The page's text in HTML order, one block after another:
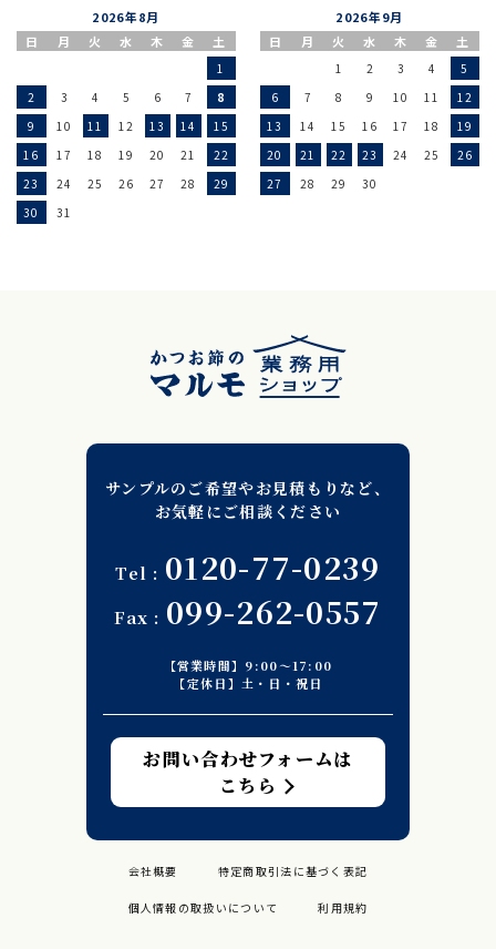
2026年8月
日
月 火 水 木 金 土
1
2
3 4 5 6 7
8
9
10 11 12 13 14
15
16
17 18 19 20 21
22
23
24 25 26 27 28
29
30
31
2026年9月
日
月 火 水 木 金 土
1 2 3 4
5
6
7 8 9 10 11
12
13
14 15 16 17 18
19
20
21 22 23 24 25
26
27
28 29 30
サンプルのご希望やお見積もりなど、
お気軽にご相談ください
0120-77-0239
099-262-0557
【営業時間】9:00〜17:00
【定休日】土・日・祝日
お問い合わせフォームは
こちら
会社概要 特定商取引法に基づく表記
個人情報の取扱いについて 利用規約